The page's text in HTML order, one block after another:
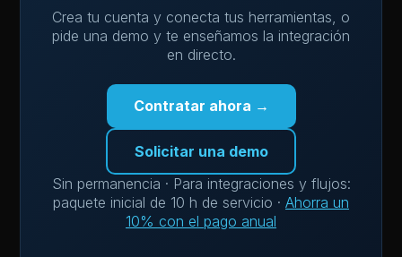
Crea tu cuenta y conecta tus herramientas, o
pide una demo y te enseñamos la integración
en directo.
Contratar ahora →
Solicitar una demo
Sin permanencia · Para integraciones y flujos:
paquete inicial de 10 h de servicio · Ahorra un
10% con el pago anual